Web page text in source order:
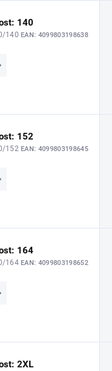
140
140EAN: 4099803198638
152
152EAN: 4099803198645
164
164EAN: 4099803198652
2XL